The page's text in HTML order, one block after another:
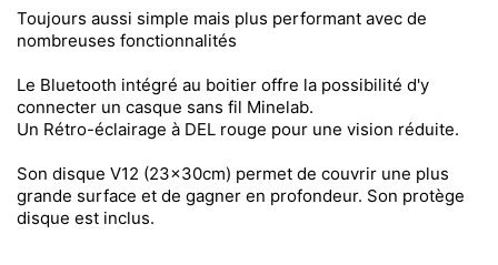
Toujours aussi simple mais plus performant avec de
nombreuses fonctionnalités
Le Bluetooth intégré au boitier offre la possibilité d'y
connecter un casque sans fil Minelab.
Un Rétro-éclairage à DEL rouge pour une vision réduite.
Son disque V12 (23x30cm) permet de couvrir une plus
grande surface et de gagner en profondeur. Son protège
disque est inclus.